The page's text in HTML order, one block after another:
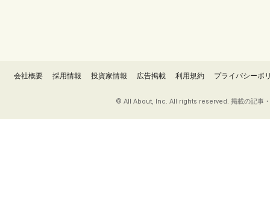
会社概要 採用情報 投資家情報 広告掲載 利用規約 プライバシーポ
© All About, Inc. All rights reserved. 掲載の記事・